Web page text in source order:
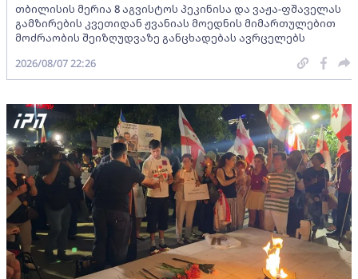
თბილისის მერია 8 აგვისტოს პეკინისა და ვაჟა-ფშაველას
გამზირების კვეთიდან ჟვანიას მოედნის მიმართულებით
მოძრაობის შეიზღუდვაზე განცხადებას ავრცელებს
2026/08/07 22:26